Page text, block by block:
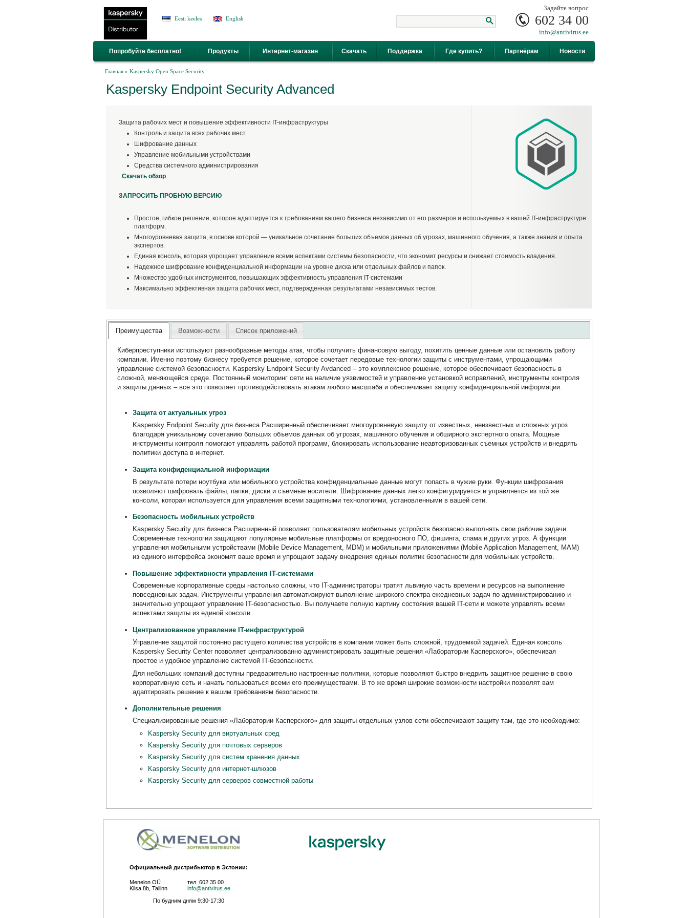
Eesti keeles English
Задайте вопрос
602 34 00
info@antivirus.ee
Попробуйте бесплатно! Продукты Интернет-магазин Скачать Поддержка Где купить? Партнёрам Новости
Вы здесь
Главная » Kaspersky Open Space Security
Kaspersky Endpoint Security Advanced
Защита рабочих мест и повышение эффективности IT-инфраструктуры
Контроль и защита всех рабочих мест
Шифрование данных
Управление мобильными устройствами
Средства системного администрирования
Скачать обзор
ЗАПРОСИТЬ ПРОБНУЮ ВЕРСИЮ
Простое, гибкое решение, которое адаптируется к требованиям вашего бизнеса независимо от его размеров и используемых в вашей IT-инфраструктуре
платформ.
Многоуровневая защита, в основе которой — уникальное сочетание больших объемов данных об угрозах, машинного обучения, а также знания и опыта
экспертов.
Единая консоль, которая упрощает управление всеми аспектами системы безопасности, что экономит ресурсы и снижает стоимость владения.
Надежное шифрование конфиденциальной информации на уровне диска или отдельных файлов и папок.
Множество удобных инструментов, повышающих эффективность управления IT-системами
Максимально эффективная защита рабочих мест, подтвержденная результатами независимых тестов.
Преимущества Возможности Список приложений
Киберпреступники используют разнообразные методы атак, чтобы получить финансовую выгоду, похитить ценные данные или остановить работу
компании. Именно поэтому бизнесу требуется решение, которое сочетает передовые технологии защиты с инструментами, упрощающими
управление системой безопасности. Kaspersky Endpoint Security Avdanced – это комплексное решение, которое обеспечивает безопасность в
сложной, меняющейся среде. Постоянный мониторинг сети на наличие уязвимостей и управление установкой исправлений, инструменты контроля
и защиты данных – все это позволяет противодействовать атакам любого масштаба и обеспечивает защиту конфиденциальной информации.
Защита от актуальных угроз
Kaspersky Endpoint Security для бизнеса Расширенный обеспечивает многоуровневую защиту от известных, неизвестных и сложных угроз
благодаря уникальному сочетанию больших объемов данных об угрозах, машинного обучения и обширного экспертного опыта. Мощные
инструменты контроля помогают управлять работой программ, блокировать использование неавторизованных съемных устройств и внедрять
политики доступа в интернет.
Защита конфиденциальной информации
В результате потери ноутбука или мобильного устройства конфиденциальные данные могут попасть в чужие руки. Функции шифрования
позволяют шифровать файлы, папки, диски и съемные носители. Шифрование данных легко конфигурируется и управляется из той же
консоли, которая используется для управления всеми защитными технологиями, установленными в вашей сети.
Безопасность мобильных устройств
Kaspersky Security для бизнеса Расширенный позволяет пользователям мобильных устройств безопасно выполнять свои рабочие задачи.
Современные технологии защищают популярные мобильные платформы от вредоносного ПО, фишинга, спама и других угроз. А функции
управления мобильными устройствами (Mobile Device Management, MDM) и мобильными приложениями (Mobile Application Management, MAM)
из единого интерфейса экономят ваше время и упрощают задачу внедрения единых политик безопасности для мобильных устройств.
Повышение эффективности управления IT-системами
Современные корпоративные среды настолько сложны, что IT-администраторы тратят львиную часть времени и ресурсов на выполнение
повседневных задач. Инструменты управления автоматизируют выполнение широкого спектра ежедневных задач по администрированию и
значительно упрощают управление IT-безопасностью. Вы получаете полную картину состояния вашей IT-сети и можете управлять всеми
аспектами защиты из единой консоли.
Централизованное управление IT-инфраструктурой
Управление защитой постоянно растущего количества устройств в компании может быть сложной, трудоемкой задачей. Единая консоль
Kaspersky Security Center позволяет централизованно администрировать защитные решения «Лаборатории Касперского», обеспечивая
простое и удобное управление системой IT-безопасности.
Для небольших компаний доступны предварительно настроенные политики, которые позволяют быстро внедрить защитное решение в свою
корпоративную сеть и начать пользоваться всеми его преимуществами. В то же время широкие возможности настройки позволят вам
адаптировать решение к вашим требованиям безопасности.
Дополнительные решения
Специализированные решения «Лаборатории Касперского» для защиты отдельных узлов сети обеспечивают защиту там, где это необходимо:
Kaspersky Security для виртуальных сред
Kaspersky Security для почтовых серверов
Kaspersky Security для систем хранения данных
Kaspersky Security для интернет-шлюзов
Kaspersky Security для серверов совместной работы
Официальный дистрибьютор в Эстонии:
Menelon OÜ
Kiisa 8b, Tallinn
тел. 602 35 00
info@antivirus.ee
По будним дням 9:30-17:30